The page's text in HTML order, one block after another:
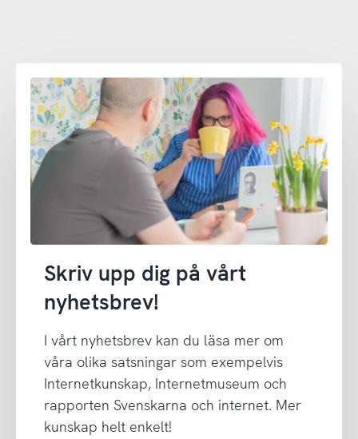
Skriv upp dig på vårt
nyhetsbrev!
I vårt nyhetsbrev kan du läsa mer om
våra olika satsningar som exempelvis
Internetkunskap, Internetmuseum och
rapporten Svenskarna och internet. Mer
kunskap helt enkelt!